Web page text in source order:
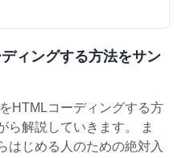
ィングする方法をサン
HTMLコーディングする方
ら解説していきます。 ま
はじめる人のための絶対入